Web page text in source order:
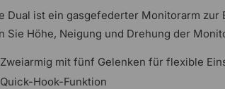
Dual ist ein gasgefederter Monitorarm
Sie Höhe, Neigung und Drehung der
Zweiarmig mit fünf Gelenken für flexible
Quick-Hook-Funktion